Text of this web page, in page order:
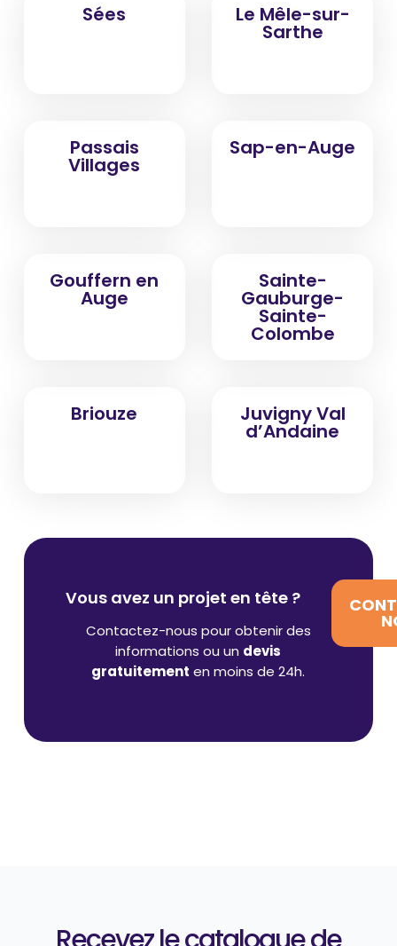
Sées Le Mêle-sur-
Sarthe
Passais
Villages
Sap-en-Auge
Gouffern en
Auge
Sainte-
Gauburge-
Sainte-
Colombe
Briouze Juvigny Val
d’Andaine
Vous avez un projet en tête ?
Contactez-nous pour obtenir des
informations ou un devis
gratuitement en moins de 24h.